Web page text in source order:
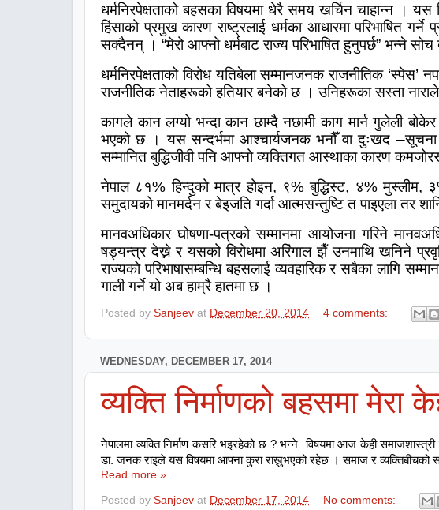
धर्मनिरपेक्षताको बहसका विषयमा धेरै समय खर्चिन चाहान्न
हिंसाको प्रमुख कारण राष्ट्रलाई धर्मका आधारमा परिभाषित गर्ने
सक्दैनन् । “मेरो आफ्नो धर्मबाट राज्य परिभाषित हुनुपर्छ” भन्ने सोच
धर्मनिरपेक्षताको विरोध यतिबेला सम्मानजनक राजनीतिक‘स्पेस’
राजनीतिक नेताहरूको हतियार बनेको छ । उनिहरूका सस्ता
कागले कान लग्यो भन्दा कान छाम्दै नछामी काग मार्न गुलेली
भएको छ । यस सन्दर्भमा आश्चार्यजनक भनौँ वा दुःखद –सूचना
सम्मानित बुद्धिजीवी पनि आफ्नो व्यक्तिगत आस्थाका कारण
नेपाल ८१% हिन्दुको मात्र होइन, ९% बुद्धिस्ट, ४% मुस्लीम,
समुदायको मानमर्दन र बेइजति गर्दा आत्मसन्तुष्टि त पाइएला तर
मानवअधिकार घोषणा-पत्रको सम्मानमा आयोजना गरिने
षड्यन्त्र देख्ने र यसको विरोधमा अरिंगाल झैँ उनमाथि खनिने
राज्यको परिभाषासम्बन्धि बहसलाई व्यवहारिक र सबैका लागि
गाली गर्ने यो अब हाम्रै हातमा छ ।
Posted by Sanjeev at December 20, 2014 4 comments:
WEDNESDAY, DECEMBER 17, 2014
व्यक्ति निर्माणको बहसमा मेरा
नेपालमा व्यक्ति निर्माण कसरि भइरहेको छ ? भन्ने विषयमा आज केही
डा. जनक राइले यस विषयमा आफ्ना कुरा राख्नुभएको रहेछ । समाज र व्यक्तिबीचको
Read more »
Posted by Sanjeev at December 17, 2014 No comments: